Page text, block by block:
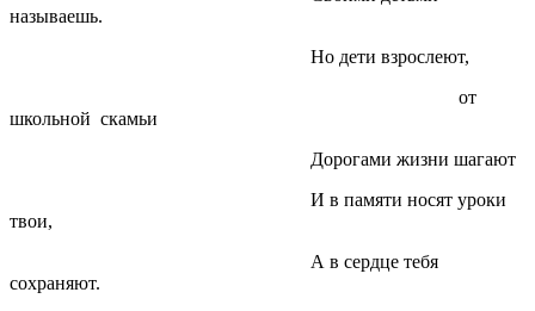
называешь.
Но дети взрослеют,
от
школьной скамьи
Дорогами жизни шагают
И в памяти носят уроки
твои,
А в сердце тебя
сохраняют.